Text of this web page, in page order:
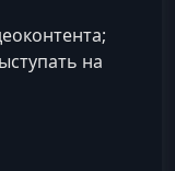
на